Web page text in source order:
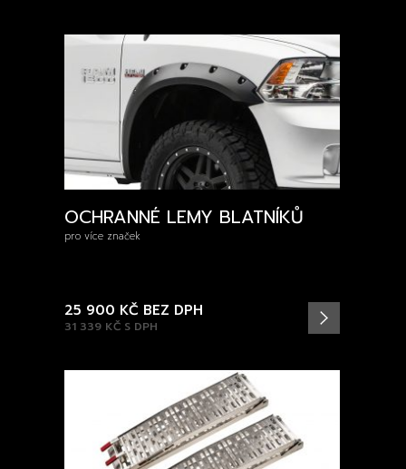
OCHRANNÉ LEMY BLATNÍKŮ
pro více značek
31 339 KČ S DPH
25 900 KČ BEZ DPH